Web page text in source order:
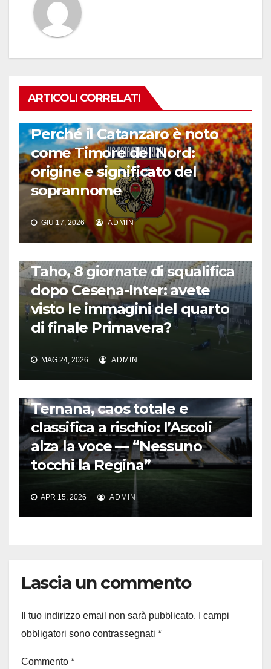
ARTICOLI CORRELATI
Perché il Catanzaro è noto
come Timore del Nord:
origine e significato del
soprannome
GIU 17, 2026 ADMIN
Taho, 8 giornate di squalifica
dopo Cesena-Inter: avete
visto le immagini del quarto
di finale Primavera?
MAG 24, 2026 ADMIN
Ternana, caos totale e
classifica a rischio: l’Ascoli
alza la voce — “Nessuno
tocchi la Regina”
APR 15, 2026 ADMIN
Lascia un commento
Il tuo indirizzo email non sarà pubblicato.
I campi
obbligatori sono contrassegnati *
Commento *